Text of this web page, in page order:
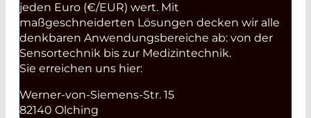
jeden Euro (€/EUR) wert. Mit
maßgeschneiderten Lösungen decken wir alle
denkbaren Anwendungsbereiche ab: von der
Sensortechnik bis zur Medizintechnik.
Sie erreichen uns hier:
Werner-von-Siemens-Str. 15
82140 Olching